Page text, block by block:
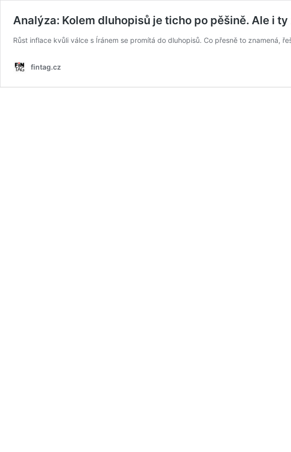
Analýza: Kolem dluhopisů je ticho po pěšině. Ale i
Růst inflace kvůli válce s Íránem se promítá do dluhopisů. Co přesně to znamená,
fintag.cz